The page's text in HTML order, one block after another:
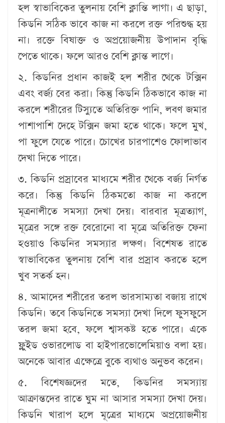
হল স্বাভাবিকের তুলনায় বেশি ক্লান্তি লাগা। এ ছাড়া,
কিডনি সঠিক ভাবে কাজ না করলে রক্ত পরিশুদ্ধ হয়
না। রক্তে বিষাক্ত ও অপ্রয়োজনীয় উপাদান বৃদ্ধি
পেতে থাকে। ফলে আরও বেশি ক্লান্ত লাগে।
২. কিডনির প্রধান কাজই হল শরীর থেকে টক্সিন
এবং বর্জ্য বের করা। কিন্তু কিডনি ঠিকভাবে কাজ না
করলে শরীরের টিস্যুতে অতিরিক্ত পানি, লবণ জমার
পাশাপাশি দেহে টক্সিন জমা হতে থাকে। ফলে মুখ,
পা ফুলে যেতে পারে। চোখের চারপাশেও ফোলাভাব
দেখা দিতে পারে।
৩. কিডনি প্রস্রাবের মাধ্যমে শরীর থেকে বর্জ্য নির্গত
করে। কিন্তু কিডনি ঠিকমতো কাজ না করলে
মূত্রনালীতে সমস্যা দেখা দেয়। বারবার মূত্রত্যাগ,
মূত্রের সঙ্গে রক্ত বেরোনো বা মূত্রে অতিরিক্ত ফেনা
হওয়াও কিডনির সমস্যার লক্ষণ। বিশেষত রাতে
স্বাভাবিকের তুলনায় বেশি বার প্রস্রাব করতে হলে
খুব সতর্ক হন।
৪. আমাদের শরীরের তরল ভারসাম্যতা বজায় রাখে
কিডনি। তবে কিডনিতে সমস্যা দেখা দিলে ফুসফুসে
তরল জমা হবে, ফলে শ্বাসকষ্ট হতে পারে। একে
ফ্লুইড ওভারলোড বা হাইপারভোলেমিয়াও বলা হয়।
অনেকে আবার এক্ষেত্রে বুকে ব্যথাও অনুভব করেন।
৫. বিশেষজ্ঞদের মতে, কিডনির সমস্যায়
আক্রান্তদের রাতে ঘুম না আসার সমস্যা দেখা দেয়।
কিডনি খারাপ হলে মূত্রের মাধ্যমে অপ্রয়োজনীয়